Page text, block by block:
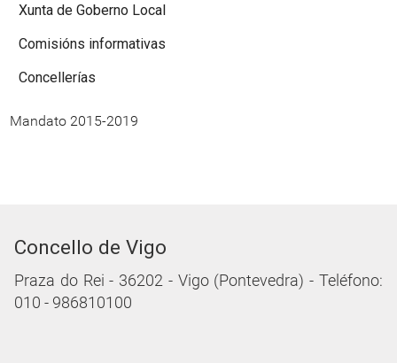
Xunta de Goberno Local
Comisións informativas
Concellerías
Mandato 2015-2019
Concello de Vigo
Praza do Rei - 36202 - Vigo (Pontevedra) - Teléfono:
010 - 986810100